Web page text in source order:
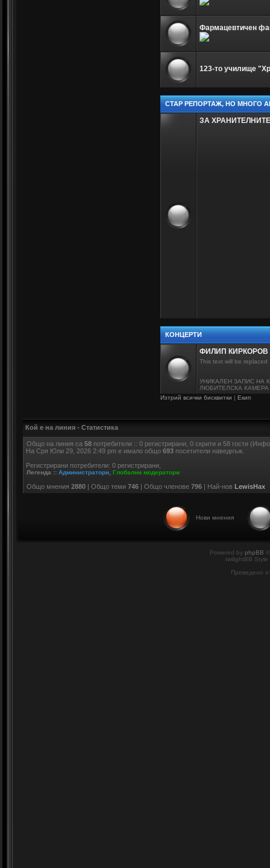
Фармацевтичен
123-то училище
СТАР РЕПОРТАЖ, НО МНОГО
ЗА
КОНЦЕРТИ
ФИЛИП КИРКОРОВ
This text will be replaced
УНИКАЛЕН ЗАПИС НА
ЛЮБИТЕЛСКА
Изтрий всички бисквитки | Екип
Кой е на линия - Статистика
Общо на линия са 58потребители :: 0 регистрирани, 0 скрити и 58 гости
На Сря Юли 29, 2026 2:49 pm е имало общо 693посетители наведнъж.
Регистрирани потребители: 0 регистрирани,
Легенда :: Администратори, Глобални модератори
Общо мнения 2880| Общо теми 746| Общо членове 796| Най-нов LewisHax
Нови мнения
Powered by phpBB
twilightBB
Преведено